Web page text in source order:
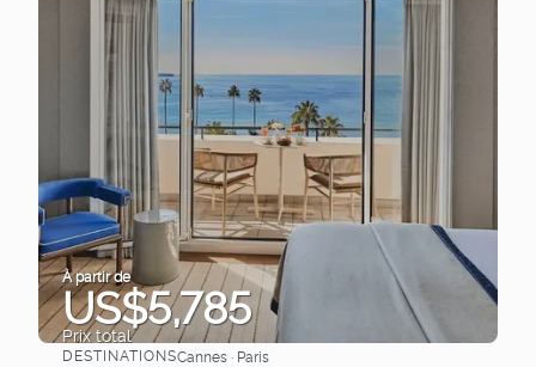
À partir de
US$5,785
Prix ​​total
DESTINATIONSCannes · Paris